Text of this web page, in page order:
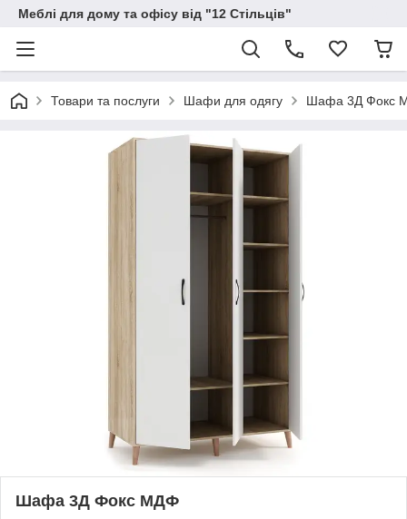
Меблі для дому та офісу від "12 Стільців"
Товари та послуги Шафи для одягу Шафа 3Д Фокс
Шафа 3Д Фокс МДФ